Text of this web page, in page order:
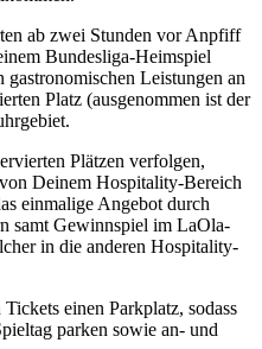
ab zwei Stunden vor Anpfiff
Bundesliga-Heimspiel
Leistungen an
Platz (ausgenommen ist der
Plätzen verfolgen,
Deinem Hospitality-Bereich
einmalige Angebot durch
samt Gewinnspiel im LaOla-
in die anderen Hospitality-
einen Parkplatz, sodass
parken sowie an- und